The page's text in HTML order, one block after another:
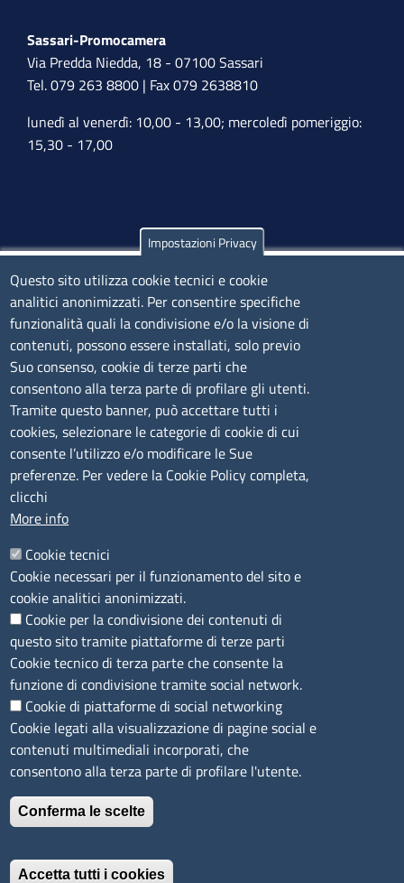
Sassari-Promocamera
Via Predda Niedda, 18 - 07100 Sassari
Tel. 079 263 8800 | Fax 079 2638810
lunedì al venerdì: 10,00 - 13,00; mercoledì pomeriggio:
15,30 - 17,00
Olbia
Via Nanni 43 - 07026 Olbia
Tel. 0789 66122 | 0789 69580
mail:ufficio.olbia@ss.camcom.it
lunedì al venerdì: 9,00 - 12,00; lunedì pomeriggio: 16,00
- 17,00
CONTATTI
Camera di Commercio, Industria, Artigianato e
Agricoltura di Sassari
P.IVA01047570906
Codice Fiscale 80000930901
Codice Univoco per le fatture elettroniche
LINK UTILI
Segnalazione di illecito
Amministrazione Trasparente
Accesso riservato
Mappa del sito
È un servizio realizzato da
Impostazioni Privacy
Questo sito utilizza cookie tecnici e cookie
analitici anonimizzati. Per consentire specifiche
funzionalità quali la condivisione e/o la visione di
contenuti, possono essere installati, solo previo
Suo consenso, cookie di terze parti che
consentono alla terza parte di profilare gli utenti.
Tramite questo banner, può accettare tutti i
cookies, selezionare le categorie di cookie di cui
consente l’utilizzo e/o modificare le Sue
preferenze. Per vedere la Cookie Policy completa,
clicchi
More info
Cookie tecnici
Cookie necessari per il funzionamento del sito e
cookie analitici anonimizzati.
Cookie per la condivisione dei contenuti di
questo sito tramite piattaforme di terze parti
Cookie tecnico di terza parte che consente la
funzione di condivisione tramite social network.
Cookie di piattaforme di social networking
Cookie legati alla visualizzazione di pagine social e
contenuti multimediali incorporati, che
consentono alla terza parte di profilare l'utente.
Conferma le scelte
Accetta tutti i cookies